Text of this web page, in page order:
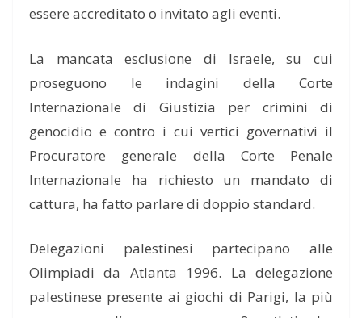
essere accreditato o invitato agli eventi.
La mancata esclusione di Israele, su cui
proseguono le indagini della Corte
Internazionale di Giustizia per crimini di
genocidio e contro i cui vertici governativi il
Procuratore generale della Corte Penale
Internazionale ha richiesto un mandato di
cattura, ha fatto parlare di doppio standard.
Delegazioni palestinesi partecipano alle
Olimpiadi da Atlanta 1996. La delegazione
palestinese presente ai giochi di Parigi, la più